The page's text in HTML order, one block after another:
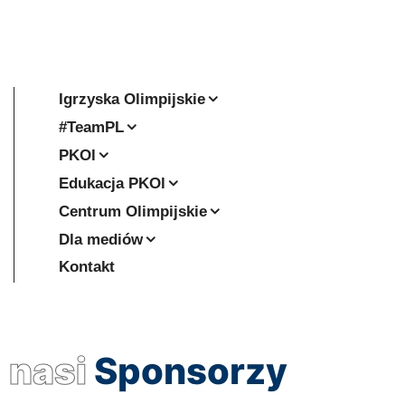
Igrzyska Olimpijskie
#TeamPL
PKOl
Edukacja PKOl
Centrum Olimpijskie
Dla mediów
Kontakt
nasi Sponsorzy